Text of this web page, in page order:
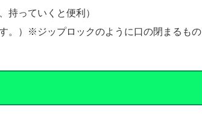
持っていくと便利）
。）※ジップロックのように口の閉まるもの